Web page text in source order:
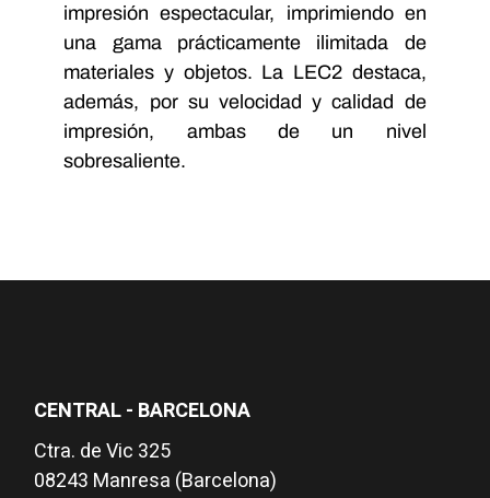
impresión espectacular, imprimiendo en
una gama prácticamente ilimitada de
materiales y objetos. La LEC2 destaca,
además, por su velocidad y calidad de
impresión, ambas de un nivel
sobresaliente.
CENTRAL - BARCELONA
Ctra. de Vic 325
08243 Manresa (Barcelona)